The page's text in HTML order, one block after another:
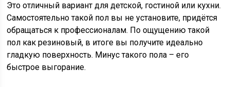
Это отличный вариант для детской, гостиной или кухни.
Самостоятельно такой пол вы не установите, придётся
обращаться к профессионалам. По ощущению такой
пол как резиновый, в итоге вы получите идеально
гладкую поверхность. Минус такого пола – его
быстрое выгорание.